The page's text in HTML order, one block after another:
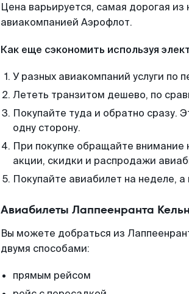
Цена варьируется, самая дорогая
авиакомпанией Аэрофлот.
Как еще сэкономить используя
У разных авиакомпаний услуги по
Лететь транзитом дешево, по
Покупайте туда и обратно сразу.
одну сторону.
При покупке обращайте
акции, скидки и распродажи
Покупайте авиабилет на неделе, а
Авиабилеты Лаппеенранта
Вы можете добраться из
двумя способами:
прямым рейсом